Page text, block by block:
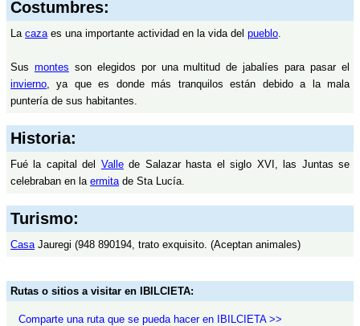
Costumbres:
La cazaes una importante actividad en la vida del pueblo.
Sus montes son elegidos por una multitud de jabalíes para pasar el
invierno, ya que es donde más tranquilos están debido a la mala
puntería de sus habitantes.
Historia:
Fué la capital del Vallede Salazar hasta el siglo XVI, las Juntas se
celebraban en la ermitade Sta Lucía.
Turismo:
CasaJauregi (948 890194, trato exquisito. (Aceptan animales)
Rutas o sitios a visitar en IBILCIETA:
Comparte una ruta que se pueda hacer en IBILCIETA >>